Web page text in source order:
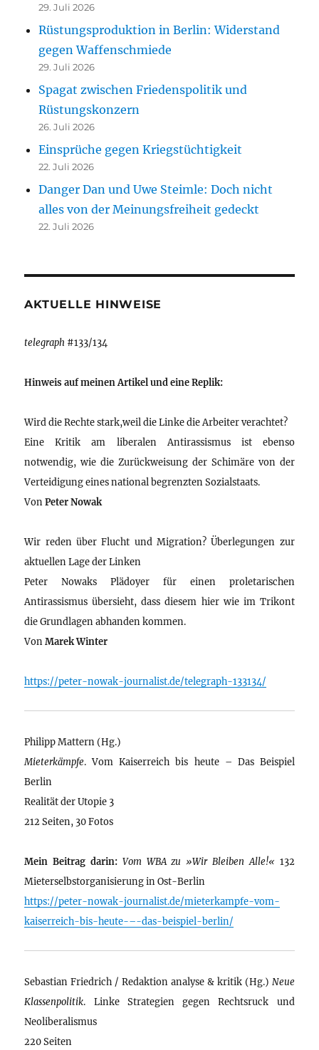
29. Juli 2026
Rüstungsproduktion in Berlin: Widerstand
gegen Waffenschmiede
29. Juli 2026
Spagat zwischen Friedenspolitik und
Rüstungskonzern
26. Juli 2026
Einsprüche gegen Kriegstüchtigkeit
22. Juli 2026
Danger Dan und Uwe Steimle: Doch nicht
alles von der Meinungsfreiheit gedeckt
22. Juli 2026
AKTUELLE HINWEISE
telegraph #133/134
Hinweis auf meinen Artikel und eine Replik:
Wird die Rechte stark,weil die Linke die Arbeiter verachtet?
Eine Kritik am liberalen Antirassismus ist ebenso
notwendig, wie die Zurückweisung der Schimäre von der
Verteidigung eines national begrenzten Sozialstaats.
VonPeter Nowak
Wir reden über Flucht und Migration? Überlegungen zur
aktuellen Lage der Linken
Peter Nowaks Plädoyer für einen proletarischen
Antirassismus übersieht, dass diesem hier wie im Trikont
die Grundlagen abhanden kommen.
VonMarek Winter
https://peter-nowak-journalist.de/telegraph-133134/
Philipp Mattern (Hg.)
Mieterkämpfe. Vom Kaiserreich bis heute – Das Beispiel
Berlin
Realität der Utopie 3
212 Seiten, 30 Fotos
Mein Beitrag darin: Vom WBA zu »Wir Bleiben Alle!« 132
Mieterselbstorganisierung in Ost-Berlin
https://peter-nowak-journalist.de/mieterkampfe-vom-
kaiserreich-bis-heute-–-das-beispiel-berlin/
Sebastian Friedrich / Redaktion analyse & kritik (Hg.) Neue
Klassenpolitik. Linke Strategien gegen Rechtsruck und
Neoliberalismus
220 Seiten